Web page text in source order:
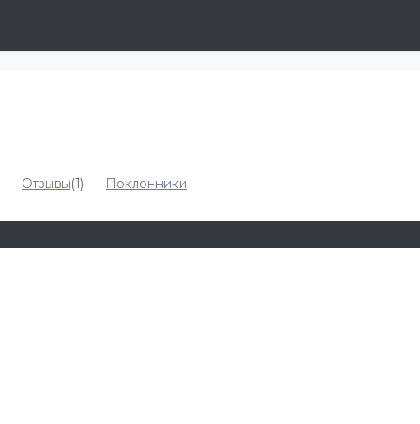
Отзывы(1) Поклонники